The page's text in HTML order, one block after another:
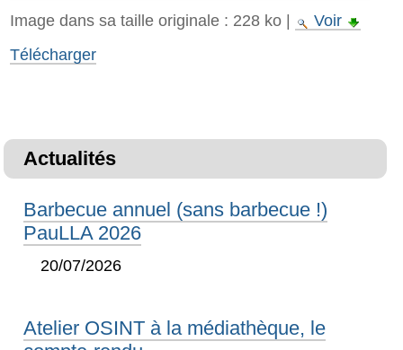
Image dans sa taille originale : 228 ko|
Voir
Télécharger
Actualités
Barbecue annuel (sans barbecue !)
PauLLA 2026
20/07/2026
Atelier OSINT à la médiathèque, le